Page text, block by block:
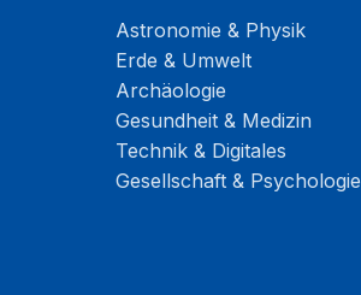
Astronomie & Physik
Erde & Umwelt
Archäologie
Gesundheit & Medizin
Technik & Digitales
Gesellschaft & Psychologie